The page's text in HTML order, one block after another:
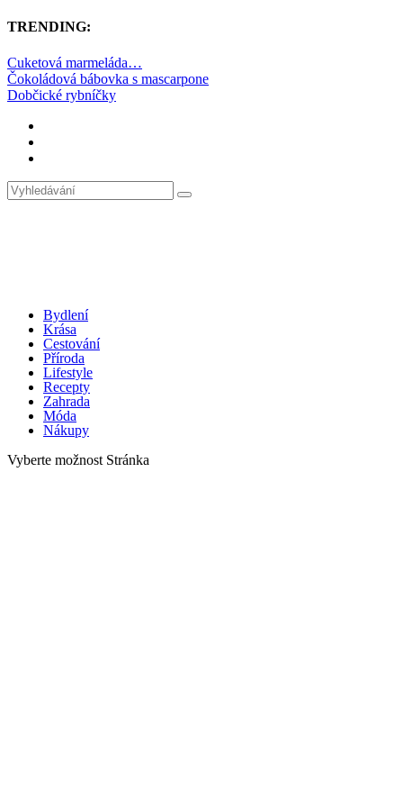
TRENDING:
Cuketová marmeláda…
Čokoládová bábovka s mascarpone
Dobčické rybníčky
Bydlení
Krása
Cestování
Příroda
Lifestyle
Recepty
Zahrada
Móda
Nákupy
Vyberte možnost Stránka